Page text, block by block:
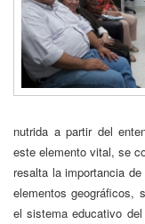
nutrida a partir del
este elemento vital, se
resalta la importancia
elementos geográficos,
el sistema educativo